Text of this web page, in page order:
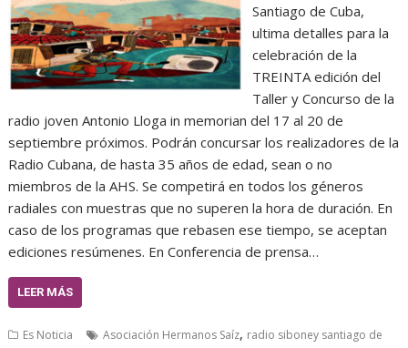
Santiago de Cuba,
ultima detalles para la
celebración de la
TREINTA edición del
Taller y Concurso de la
radio joven Antonio Lloga in memorian del 17 al 20 de
septiembre próximos. Podrán concursar los realizadores de la
Radio Cubana, de hasta 35 años de edad, sean o no
miembros de la AHS. Se competirá en todos los géneros
radiales con muestras que no superen la hora de duración. En
caso de los programas que rebasen ese tiempo, se aceptan
ediciones resúmenes. En Conferencia de prensa…
LEER MÁS
Es Noticia Asociación Hermanos Saíz, radio siboney santiago de